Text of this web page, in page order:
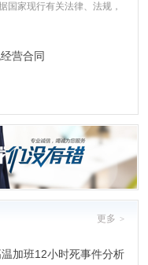
国家现行有关法律、法规，
营合同
更多 >
加班12小时死事件分析